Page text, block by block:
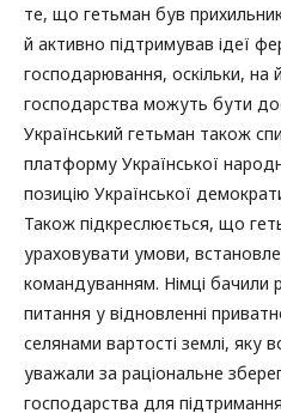
те, що гетьман був
й активно підтримував ідеї
господарювання, оскільки, на
господарства можуть бути
Український гетьман також
платформу Української
позицію Української
Також підкреслюється, що
ураховувати умови,
командуванням. Німці бачили
питання у відновленні
селянами вартості землі,
уважали за раціональне
господарства для